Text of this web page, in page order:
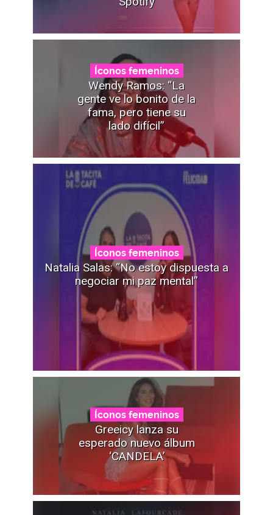
Íconos femeninos
Wendy Ramos: “La
gente ve lo bonito de la
fama, pero tiene su
lado difícil”
Íconos femeninos
Natalia Salas: “No estoy dispuesta a
negociar mi paz mental”
Íconos femeninos
Greeicy lanza su
esperado nuevo álbum
‘CANDELA’